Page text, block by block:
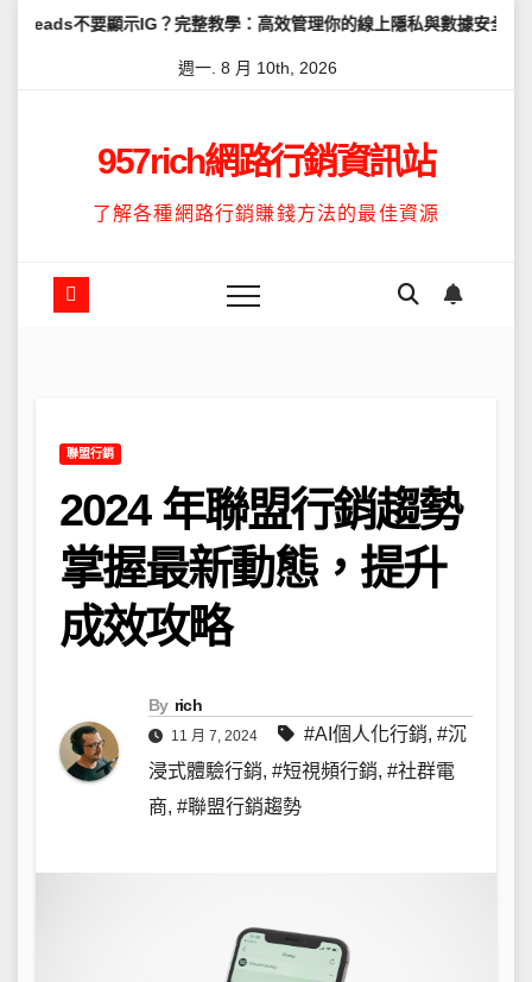
IG？完整教學：高效管理你的線上隱私與數據安全 怎麼讓
週一. 8 月 10th, 2026
957rich網路行銷資訊站
了解各種網路行銷賺錢方法的最佳資源
聯盟行銷
2024 年聯盟行銷趨勢
掌握最新動態，提升
成效攻略
By rich
11 月 7, 2024 #AI個人化行銷, #沉
浸式體驗行銷, #短視頻行銷, #社群電
商, #聯盟行銷趨勢